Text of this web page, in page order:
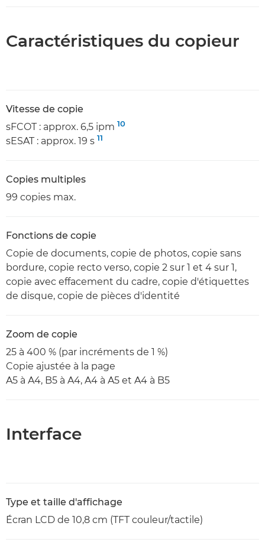
Caractéristiques du copieur
Vitesse de copie
sFCOT : approx. 6,5 ipm 10
sESAT : approx. 19 s 11
Copies multiples
99 copies max.
Fonctions de copie
Copie de documents, copie de photos, copie sans
bordure, copie recto verso, copie 2 sur 1 et 4 sur 1,
copie avec effacement du cadre, copie d'étiquettes
de disque, copie de pièces d'identité
Zoom de copie
25 à 400 % (par incréments de 1 %)
Copie ajustée à la page
A5 à A4, B5 à A4, A4 à A5 et A4 à B5
Interface
Type et taille d'affichage
Écran LCD de 10,8 cm (TFT couleur/tactile)